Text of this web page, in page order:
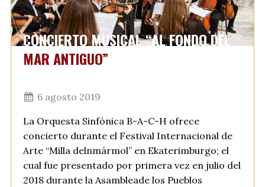
CONCIERTO MUSICAL “AL FONDO DEL
MAR ANTIGUO”
6 agosto 2019
La Orquesta Sinfónica B-A-C-H ofrece
concierto durante el Festival Internacional de
Arte “Milla delnmármol” en Ekaterimburgo; el
cual fue presentado por primera vez en julio del
2018 durante la Asambleade los Pueblos